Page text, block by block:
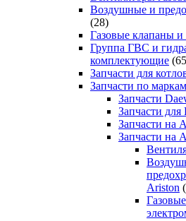
Воздушные и
(28)
Газовые клапаны и
Группа ГВС и
комплектующие
Запчасти для
Запчасти по
Запчасти
Запчасти
Запчасти на
Запчасти на
Ariston